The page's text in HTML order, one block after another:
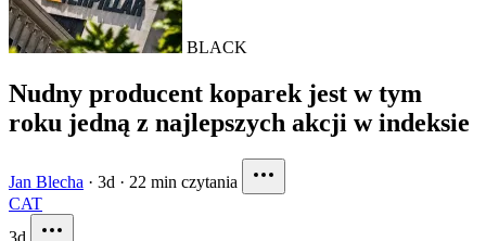
BLACK
Nudny producent koparek jest w tym
roku jedną z najlepszych akcji w indeksie
Jan Blecha · 3d · 22 min czytania
CAT